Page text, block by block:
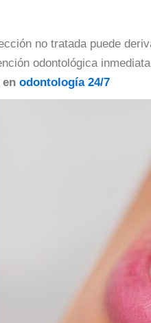
no tratada puede
odontológica
odontología 24/7